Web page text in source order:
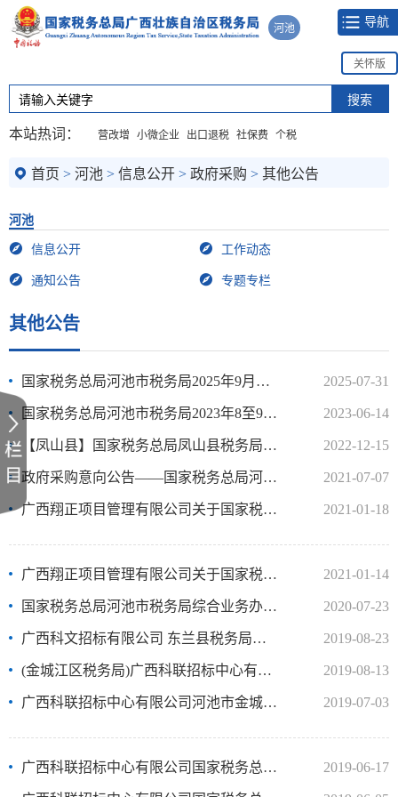
河池
导航
关怀版
本站热词： 营改增 小微企业 出口退税 社保费 个税
首页 > 河池 > 信息公开 > 政府采购 > 其他公告
河池
信息公开 工作动态
通知公告 专题专栏
其他公告
2025-07-31
国家税务总局河池市税务局2025年9月至11月政府采购意向公告
2023-06-14
国家税务总局河池市税务局2023年8至9月政府采购意向公告
2022-12-15
【凤山县】国家税务总局凤山县税务局劳务外包项目 （项目编号：YZLHC2022-C3-042-FSQT） 磋商公告
2021-07-07
政府采购意向公告——国家税务总局河池市税务局2021年8至9月政府采购意向
2021-01-18
广西翔正项目管理有限公司关于国家税务总局河池市税务局综合业务办公用房(中央空调)采购项目更正公告（二）
2021-01-14
广西翔正项目管理有限公司关于国家税务总局河池市税务局综合业务办公用房(中央空调)采购项目更正公告（一）
2020-07-23
国家税务总局河池市税务局综合业务办公用房维修（电梯更换）项目合同公告
2019-08-23
广西科文招标有限公司 东兰县税务局（原国税局办公楼）翻新改造工程（KWMD3C2019041） 更正公告
2019-08-13
(金城江区税务局)广西科联招标中心有限公司外挂电梯采购及安装（GXGS-GXKLJ2019-1089）流标公告
2019-07-03
广西科联招标中心有限公司河池市金城江区税务局党建文化建设项目（项目编号：GXGS-GXKLC2019-3038（重1））成交结果公告
2019-06-17
广西科联招标中心有限公司国家税务总局河池市金城江区税务局党建文化建设项目（重）（GXGS-GXKLC2019-3038（重））流标公告